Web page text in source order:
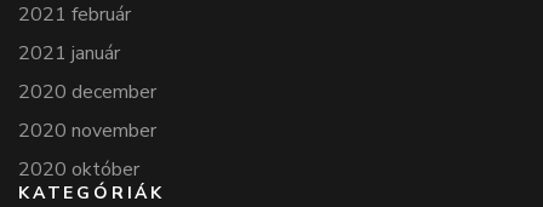
2021 február
2021 január
2020 december
2020 november
2020 október
KATEGÓRIÁK